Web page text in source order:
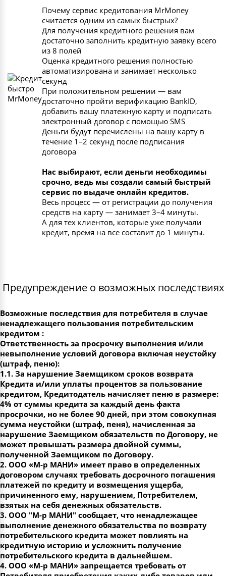
Почему сервис кредитования MrMoney
считается одним из самых быстрых?
Для получения кредитного решения вам
достаточно заполнить кредитную заявку всего
из 8 полей
Оценка кредитного решения полностью
автоматизирована и занимает несколько
секунд
При положительном решении — вам
достаточно пройти верификацию BankID,
добавить вашу платежную карту и подписать
электронный договор с помощью SMS
Деньги будут перечислены на вашу карту в
течение 1–2 секунд после подписания
договора
Нас выбирают, если деньги необходимы
срочно, ведь мы создали самый быстрый
сервис по выдаче онлайн кредитов.
Весь процесс — от регистрации до получения
средств на карту — занимает 3–4 минуты.
А для тех клиентов, которые уже получали
кредит, время на все составит до 1 минуты.
Предупреждение о возможных последствиях
Возможные последствия для потребителя в случае
ненадлежащего пользования потребительским
кредитом :
Ответственность за просрочку выполнения и/или
невыполнение условий договора включая неустойку
(штраф, пеню):
1.1. За нарушение Заемщиком сроков возврата
Кредита и/или уплаты процентов за пользование
кредитом, Кредитодатель начисляет пеню в размере:
4% от суммы кредита за каждый день факта
просрочки, но не более 90 дней, при этом совокупная
сумма неустойки (штраф, пеня), начисленная за
нарушение Заемщиком обязательств по Договору, не
может превышать размера двойной суммы,
полученной Заемщиком по Договору.
2. ООО «М-р МАНИ» имеет право в определенных
договором случаях требовать досрочного погашения
платежей по кредиту и возмещения ущерба,
причиненного ему, нарушением, Потребителем,
взятых на себя денежных обязательств.
3. ООО "М-р МАНИ" сообщает, что ненадлежащее
выполнение денежного обязательства по возврату
потребительского кредита может повлиять на
кредитную историю и усложнить получение
потребительского кредита в дальнейшем.
4. ООО «М-р МАНИ» запрещается требовать от